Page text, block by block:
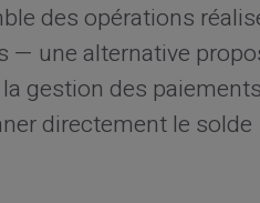
des opérations
— une alternative
gestion des
directement le solde